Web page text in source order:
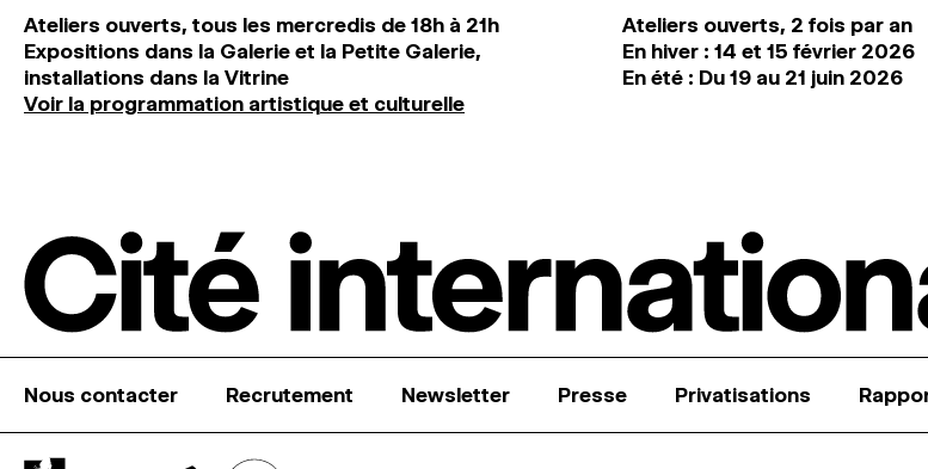
Ateliers ouverts, tous les mercredis de 18h à 21h
Expositions dans la Galerie et la Petite Galerie,
installations dans la Vitrine
Voir la programmation artistique et culturelle
Ateliers ouverts, 2 fois par an
En hiver : 14 et 15 février 2026
En été : Du 19 au 21 juin 2026
Nous contacter Recrutement Newsletter Presse Privatisations